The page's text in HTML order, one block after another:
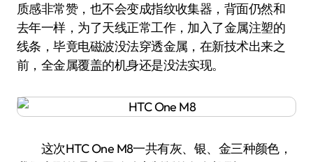
质感非常赞，也不会变成指纹收集器，背面仍然和
去年一样，为了天线正常工作，加入了金属注塑的
线条，毕竟电磁波没法穿透金属，在新技术出来之
前，全金属覆盖的机身还是没法实现。
这次HTC One M8一共有灰、银、金三种颜色，